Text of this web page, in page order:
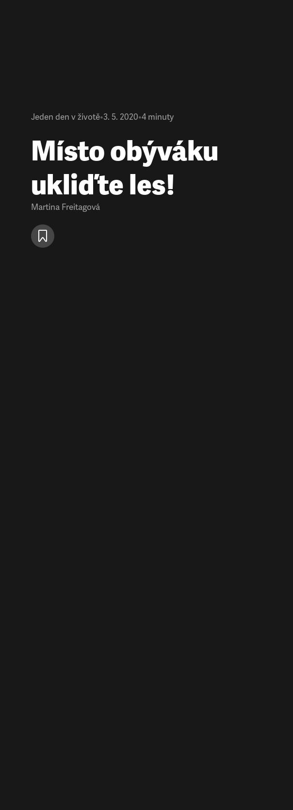
Jeden den v životě•3. 5. 2020•4 minuty
Místo obýváku
ukliďte les!
Martina Freitagová